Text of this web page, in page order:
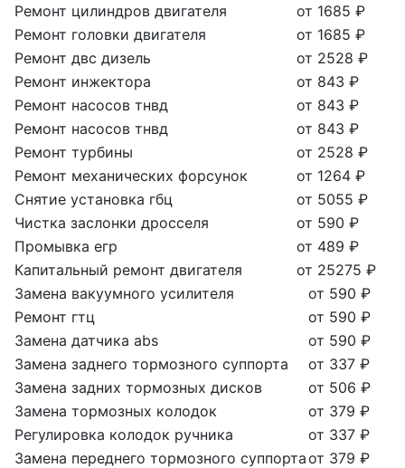
Ремонт цилиндров двигателя
от 1685 ₽
Ремонт головки двигателя
от 1685 ₽
Ремонт двс дизель
от 2528 ₽
Ремонт инжектора
от 843 ₽
Ремонт насосов тнвд
от 843 ₽
Ремонт насосов тнвд
от 843 ₽
Ремонт турбины
от 2528 ₽
Ремонт механических форсунок
от 1264 ₽
Снятие установка гбц
от 5055 ₽
Чистка заслонки дросселя
от 590 ₽
Промывка егр
от 489 ₽
Капитальный ремонт двигателя
от 25275 ₽
Замена вакуумного усилителя
от 590 ₽
Ремонт гтц
от 590 ₽
Замена датчика abs
от 590 ₽
Замена заднего тормозного суппорта
от 337 ₽
Замена задних тормозных дисков
от 506 ₽
Замена тормозных колодок
от 379 ₽
Регулировка колодок ручника
от 337 ₽
Замена переднего тормозного суппортаот 379 ₽